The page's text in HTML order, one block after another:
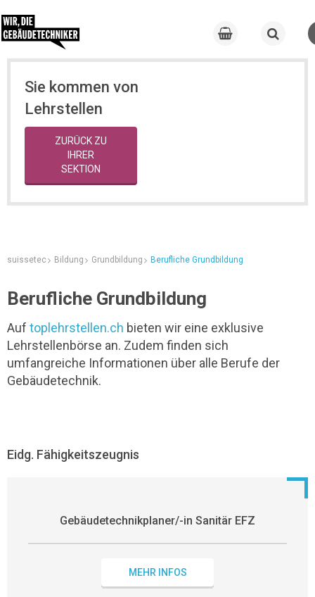
Sie kommen von
Lehrstellen
ZURÜCK ZU
IHRER
SEKTION
suissetec Bildung Grundbildung Berufliche Grundbildung
Berufliche Grundbildung
Auf toplehrstellen.ch bieten wir eine exklusive
Lehrstellenbörse an. Zudem finden sich
umfangreiche Informationen über alle Berufe der
Gebäudetechnik.
Eidg. Fähigkeitszeugnis
Gebäudetechnikplaner/-in Sanitär EFZ
MEHR INFOS